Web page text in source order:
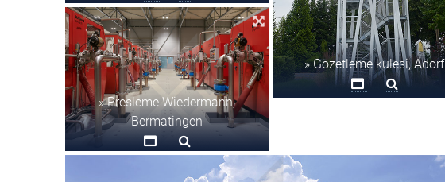
» Gözetleme kulesi, Adorf
» Presleme Wiedermann,
Bermatingen